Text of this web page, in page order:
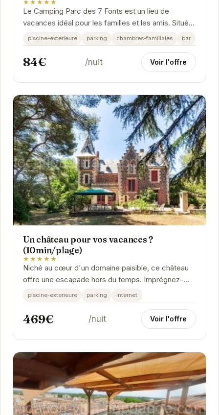
★★★★★
Le Camping Parc des 7 Fonts est un lieu de
vacances idéal pour les familles et les amis. Situé à
Agde, il offre un accès facile aux plages et aux...
piscine-exterieure parking chambres-familiales bar
84€ /nuit Voir l'offre
Un château pour vos vacances ?
(10min/plage)
★★★★★
Niché au cœur d'un domaine paisible, ce château
offre une escapade hors du temps. Imprégnez-
vous de l'histoire des lieux tout en profitant du...
piscine-exterieure parking internet
469€ /nuit Voir l'offre